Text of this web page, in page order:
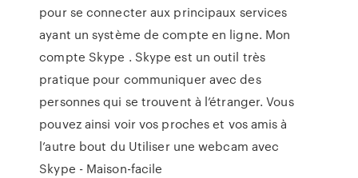
pour se connecter aux principaux services
ayant un système de compte en ligne. Mon
compte Skype . Skype est un outil très
pratique pour communiquer avec des
personnes qui se trouvent à l’étranger. Vous
pouvez ainsi voir vos proches et vos amis à
l’autre bout du Utiliser une webcam avec
Skype - Maison-facile